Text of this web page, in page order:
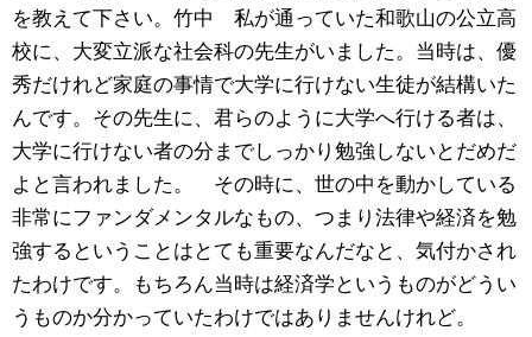
を教えて下さい。竹中 私が通っていた和歌山の公立高
校に、大変立派な社会科の先生がいました。当時は、優
秀だけれど家庭の事情で大学に行けない生徒が結構いた
んです。その先生に、君らのように大学へ行ける者は、
大学に行けない者の分までしっかり勉強しないとだめだ
よと言われました。 その時に、世の中を動かしている
非常にファンダメンタルなもの、つまり法律や経済を勉
強するということはとても重要なんだなと、気付かされ
たわけです。もちろん当時は経済学というものがどうい
うものか分かっていたわけではありませんけれど。